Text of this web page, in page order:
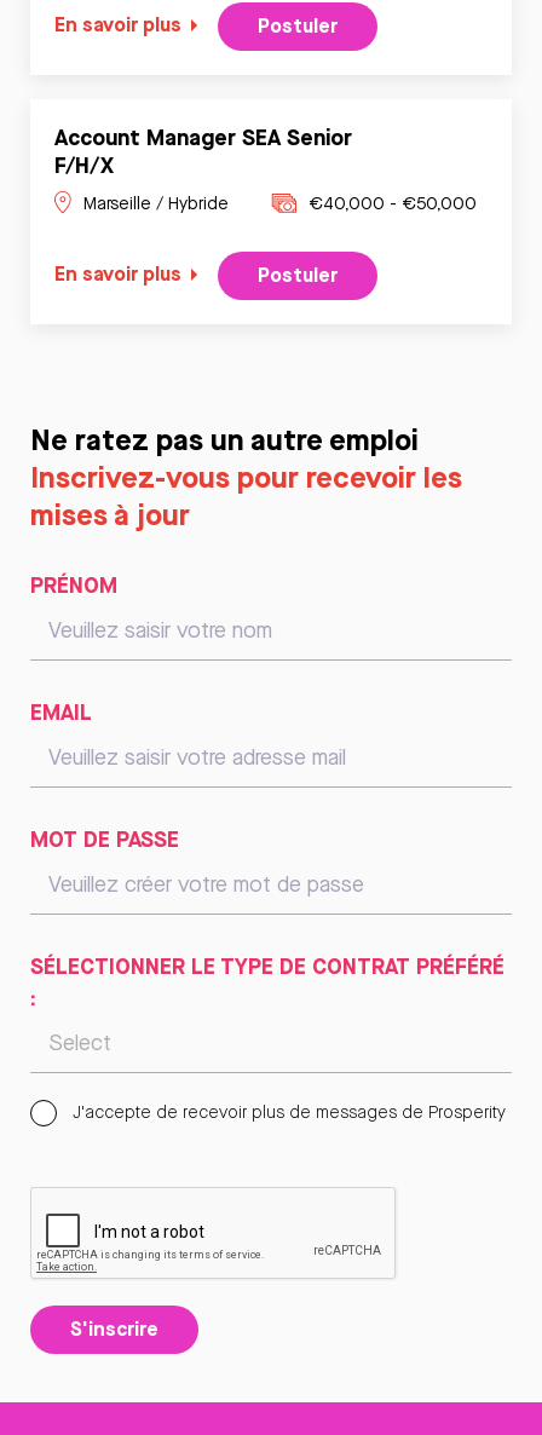
En savoir plus Postuler
Account Manager SEA Senior
F/H/X
Marseille / Hybride €40,000 - €50,000
En savoir plus Postuler
Ne ratez pas un autre emploi
Inscrivez-vous pour recevoir les
mises à jour
PRÉNOM
EMAIL
MOT DE PASSE
SÉLECTIONNER LE TYPE DE CONTRAT PRÉFÉRÉ
:
J'accepte de recevoir plus de messages de Prosperity
S'inscrire